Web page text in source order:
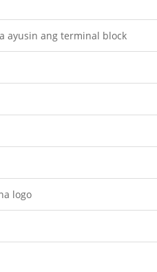
ayusin ang terminal block
logo